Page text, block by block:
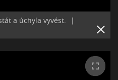
a úchyla vyvést.
|